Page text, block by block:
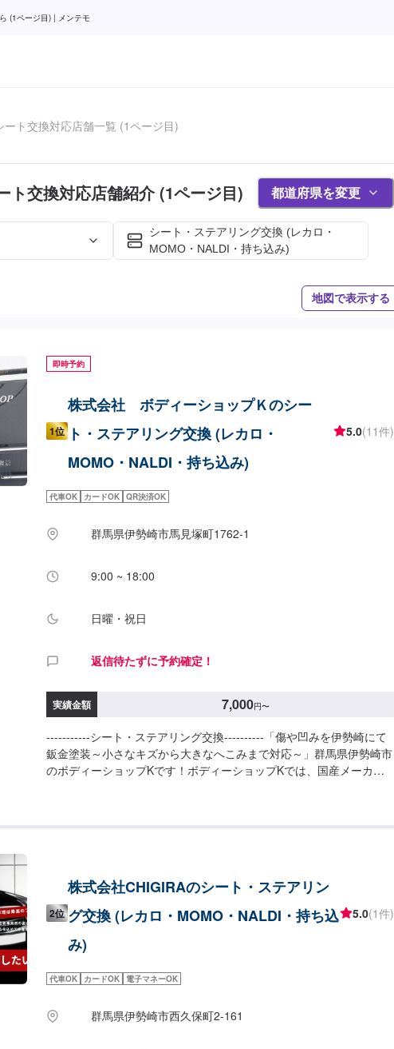
(1ページ目) | メンテモ
ート交換対応店舗一覧 (1ページ目)
ト交換対応店舗紹介 (1ページ目) 都道府県を変更
シート・ステアリング交換 (レカロ・
MOMO・NALDI・持ち込み)
地図で表示する
即時予約
1位
株式会社 ボディーショップＫのシー
ト・ステアリング交換 (レカロ・
MOMO・NALDI・持ち込み)
5.0(11件)
代車OK カードOK QR決済OK
群馬県伊勢崎市馬見塚町1762‐1
9:00 ~ 18:00
日曜・祝日
返信待たずに予約確定！
実績金額 7,000円〜
-----------シート・ステアリング交換----------「傷や凹みを伊勢崎にて
鈑金塗装～小さなキズから大きなへこみまで対応～」群馬県伊勢崎市
のボディーショップKです！ボディーショップKでは、国産メーカー
フロンガス交換機有！最新車種のエアコン修理も対応できます！全員
業界歴20年以上の大ベテランの作業員です。お客様の愛車をご安心し
てお任せください！--------------------------------------------------【1】オ
ファーにてお問い合わせ【2】お見積り【3】お見積りにご納得いただ
ければ作業開始【4】仕上がり次第納車-----------パーツ持ち込みにつ
いて-----------パーツの持ち込み可能です。オファーにて詳細をお願い
致します。【定休日・営業時間】定休日：日曜日、祝日営業時間：
2位
株式会社CHIGIRAのシート・ステアリン
グ交換 (レカロ・MOMO・NALDI・持ち込
み)
5.0(1件)
代車OK カードOK 電子マネーOK
群馬県伊勢崎市西久保町2-161